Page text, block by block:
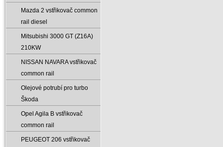
Mazda 2 vstřikovač common
rail diesel
Mitsubishi 3000 GT (Z16A)
210KW
NISSAN NAVARA vstřikovač
common rail
Olejové potrubí pro turbo
Škoda
Opel Agila B vstřikovač
common rail
PEUGEOT 206 vstřikovač